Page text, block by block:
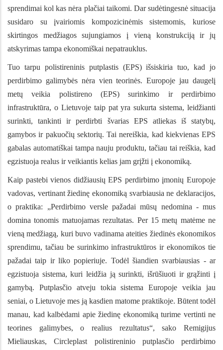
sprendimai kol kas nėra plačiai taikomi. Dar sudėtingesnė situacija
susidaro su įvairiomis kompozicinėmis sistemomis, kuriose
skirtingos medžiagos sujungiamos į vieną konstrukciją ir jų
atskyrimas tampa ekonomiškai nepatrauklus.
Tuo tarpu polistireninis putplastis (EPS) išsiskiria tuo, kad jo
perdirbimo galimybės nėra vien teorinės. Europoje jau daugelį
metų veikia polistireno (EPS) surinkimo ir perdirbimo
infrastruktūra, o Lietuvoje taip pat yra sukurta sistema, leidžianti
surinkti, tankinti ir perdirbti švarias EPS atliekas iš statybų,
gamybos ir pakuočių sektorių. Tai nereiškia, kad kiekvienas EPS
gabalas automatiškai tampa nauju produktu, tačiau tai reiškia, kad
egzistuoja realus ir veikiantis kelias jam grįžti į ekonomiką.
Kaip pastebi vienos didžiausių EPS perdirbimo įmonių Europoje
vadovas, vertinant žiedinę ekonomiką svarbiausia ne deklaracijos,
o praktika: „Perdirbimo versle pažadai mūsų nedomina - mus
domina tonomis matuojamas rezultatas. Per 15 metų matėme ne
vieną medžiagą, kuri buvo vadinama ateities žiedinės ekonomikos
sprendimu, tačiau be surinkimo infrastruktūros ir ekonomikos tie
pažadai taip ir liko popieriuje. Todėl šiandien svarbiausias - ar
egzistuoja sistema, kuri leidžia ją surinkti, išrūšiuoti ir grąžinti į
gamybą. Putplasčio atveju tokia sistema Europoje veikia jau
seniai, o Lietuvoje mes ją kasdien matome praktikoje. Būtent todėl
manau, kad kalbėdami apie žiedinę ekonomiką turime vertinti ne
teorines galimybes, o realius rezultatus“, sako Remigijus
Mieliauskas, Circleplast polistireninio putplasčio perdirbimo